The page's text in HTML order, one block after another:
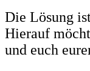
Die Lösung
Hierauf
und euch